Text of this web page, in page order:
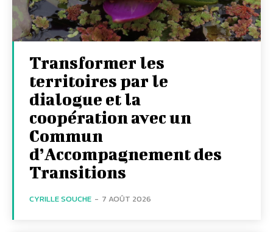
Transformer les
territoires par le
dialogue et la
coopération avec un
Commun
d’Accompagnement des
Transitions
CYRILLE SOUCHE - 7 AOÛT 2026